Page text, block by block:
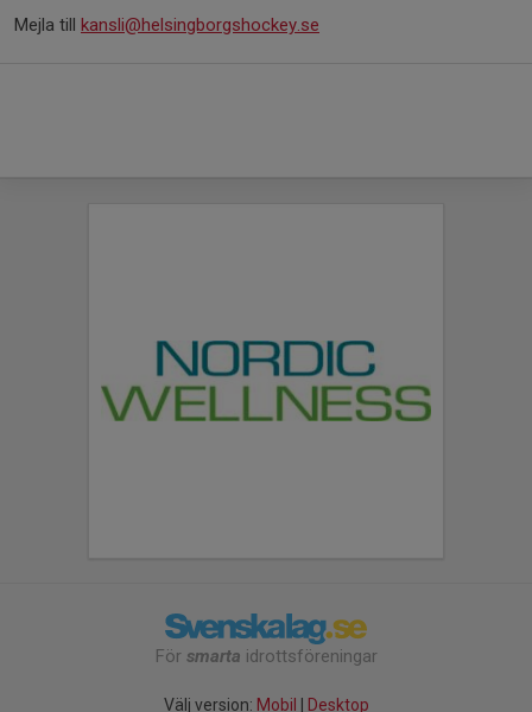
Mejla till kansli@helsingborgshockey.se
För smarta idrottsföreningar
Välj version: Mobil Desktop